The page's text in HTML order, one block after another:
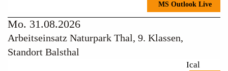
MS Outlook Live
Mo. 31.08.2026
Arbeitseinsatz Naturpark Thal, 9. Klassen,
Standort Balsthal
Ical